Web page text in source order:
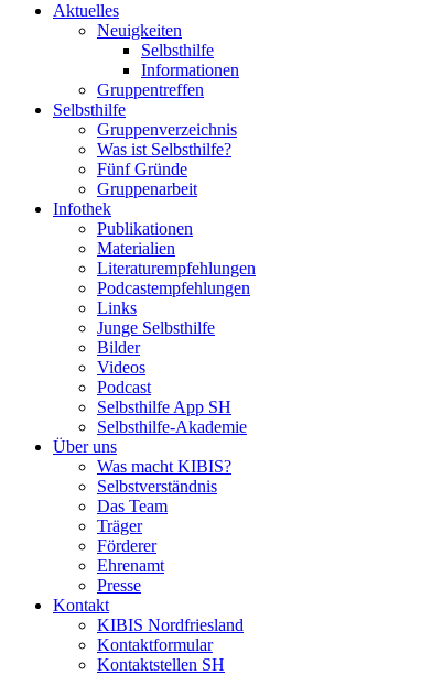
Aktuelles
Neuigkeiten
Selbsthilfe
Informationen
Gruppentreffen
Selbsthilfe
Gruppenverzeichnis
Was ist Selbsthilfe?
Fünf Gründe
Gruppenarbeit
Infothek
Publikationen
Materialien
Literaturempfehlungen
Podcastempfehlungen
Links
Junge Selbsthilfe
Bilder
Videos
Podcast
Selbsthilfe App SH
Selbsthilfe-Akademie
Über uns
Was macht KIBIS?
Selbstverständnis
Das Team
Träger
Förderer
Ehrenamt
Presse
Kontakt
KIBIS Nordfriesland
Kontaktformular
Kontaktstellen SH